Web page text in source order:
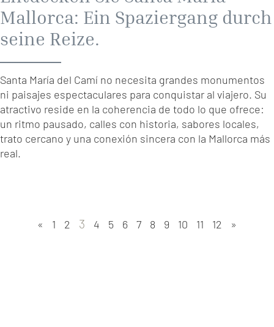
Mallorca: Ein Spaziergang durch
seine Reize.
Santa María del Camí no necesita grandes monumentos
ni paisajes espectaculares para conquistar al viajero. Su
atractivo reside en la coherencia de todo lo que ofrece:
un ritmo pausado, calles con historia, sabores locales,
trato cercano y una conexión sincera con la Mallorca más
real.
« 1 2 3 4 5 6 7 8 9 10 11 12 »